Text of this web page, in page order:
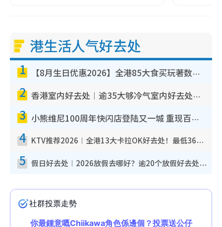
港生活人气好去处
1 【8月生日优惠2026】全港85大食买玩著数攻略 自助餐/火锅放题同行免费＋诚品/DONKI送现金券
2 香港室内好去处︱逾35大够冷气室内好去处推荐 室内活动免费避雨无惧下雨
3 小熊维尼100周年快闪店登陆又一城 重现百亩森林经典场景／独家限定盲盒登场／专属DIY香水
4 KTV推荐2026︱全港13大卡拉OK好去处！最低36元起 日语歌都有！(附地址+收费详情)
5 假日好去处︱2026放假去哪好？逾20个放假好去处郊外/秘境 休闲半日或一日游